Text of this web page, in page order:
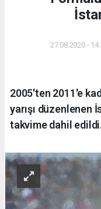
27.08.2020 -
2005'ten 2011'e
yarışı düzenlenen
takvime dahil